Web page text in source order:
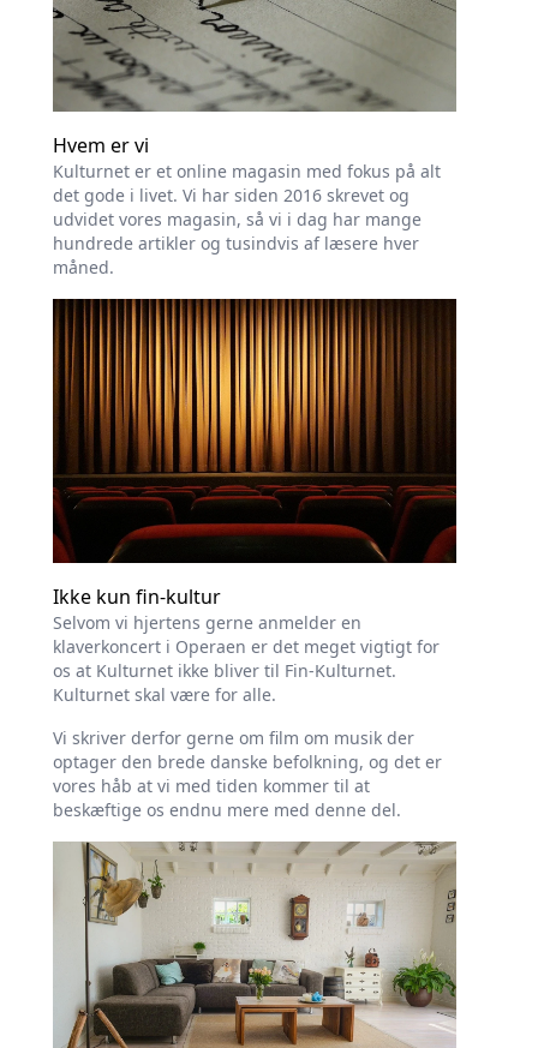
Hvem er vi
Kulturnet er et online magasin med fokus på alt
det gode i livet. Vi har siden 2016 skrevet og
udvidet vores magasin, så vi i dag har mange
hundrede artikler og tusindvis af læsere hver
måned.
Ikke kun fin-kultur
Selvom vi hjertens gerne anmelder en
klaverkoncert i Operaen er det meget vigtigt for
os at Kulturnet ikke bliver til Fin-Kulturnet.
Kulturnet skal være for alle.
Vi skriver derfor gerne om film om musik der
optager den brede danske befolkning, og det er
vores håb at vi med tiden kommer til at
beskæftige os endnu mere med denne del.